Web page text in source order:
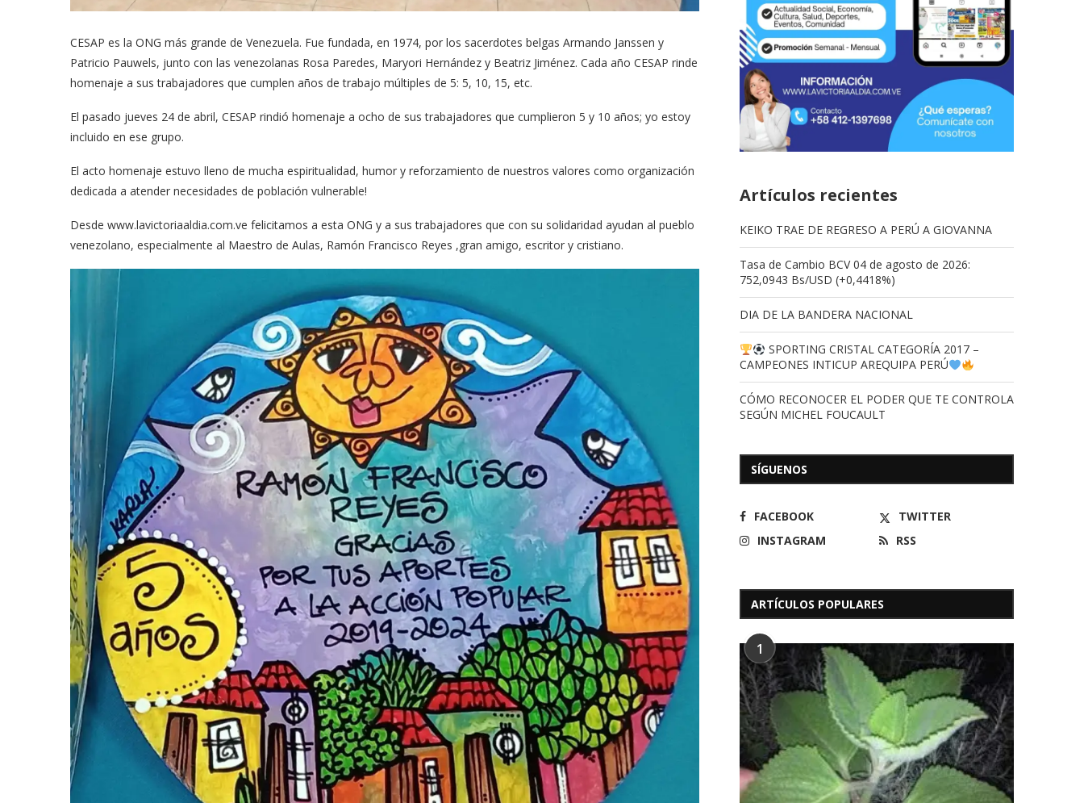
CESAP es la ONG más grande de Venezuela. Fue fundada, en 1974, por los sacerdotes belgas Armando Janssen y
Patricio Pauwels, junto con las venezolanas Rosa Paredes, Maryori Hernández y Beatriz Jiménez. Cada año CESAP rinde
homenaje a sus trabajadores que cumplen años de trabajo múltiples de 5: 5, 10, 15, etc.
El pasado jueves 24 de abril, CESAP rindió homenaje a ocho de sus trabajadores que cumplieron 5 y 10 años; yo estoy
incluido en ese grupo.
El acto homenaje estuvo lleno de mucha espiritualidad, humor y reforzamiento de nuestros valores como organización
dedicada a atender necesidades de población vulnerable!
Desde www.lavictoriaaldia.com.ve felicitamos a esta ONG y a sus trabajadores que con su solidaridad ayudan al pueblo
venezolano, especialmente al Maestro de Aulas, Ramón Francisco Reyes ,gran amigo, escritor y cristiano.
Artículos recientes
KEIKO TRAE DE REGRESO A PERÚ A GIOVANNA
Tasa de Cambio BCV 04 de agosto de 2026:
752,0943 Bs/USD (+0,4418%)
DIA DE LA BANDERA NACIONAL
SPORTING CRISTAL CATEGORÍA 2017 –
CAMPEONES INTICUP AREQUIPA PERÚ
CÓMO RECONOCER EL PODER QUE TE CONTROLA
SEGÚN MICHEL FOUCAULT
SÍGUENOS
FACEBOOK
TWITTER
INSTAGRAM
RSS
ARTÍCULOS POPULARES
1